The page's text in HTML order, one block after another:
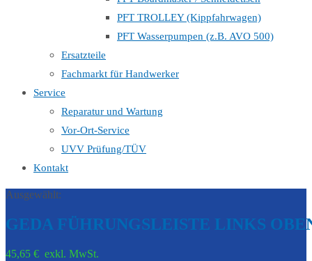
PFT TROLLEY (Kippfahrwagen)
PFT Wasserpumpen (z.B. AVO 500)
Ersatzteile
Fachmarkt für Handwerker
Service
Reparatur und Wartung
Vor-Ort-Service
UVV Prüfung/TÜV
Kontakt
Ausgewählt:
GEDA FÜHRUNGSLEISTE LINKS
45,65 € exkl. MwSt.